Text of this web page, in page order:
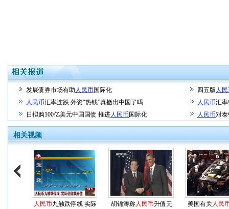
发展债券市场有助 人民币 国际化 四五版 人
人民币汇率连跌 外资“热钱”真撤出中国了吗 人民币汇
日拟购100亿美元中国国债 推进人民币 国际化 人民币对
相关视频
人民币九触跌停线 实际
胡锦涛称人民币升值无
美国有关人民